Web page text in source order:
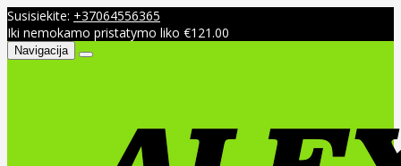
Susisiekite: +37064556365
Iki nemokamo pristatymo liko €121.00
Navigacija